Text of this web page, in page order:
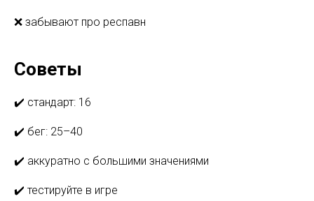
❌ забывают про респавн
Советы
✔️ стандарт: 16
✔️ бег: 25–40
✔️ аккуратно с большими значениями
✔️ тестируйте в игре